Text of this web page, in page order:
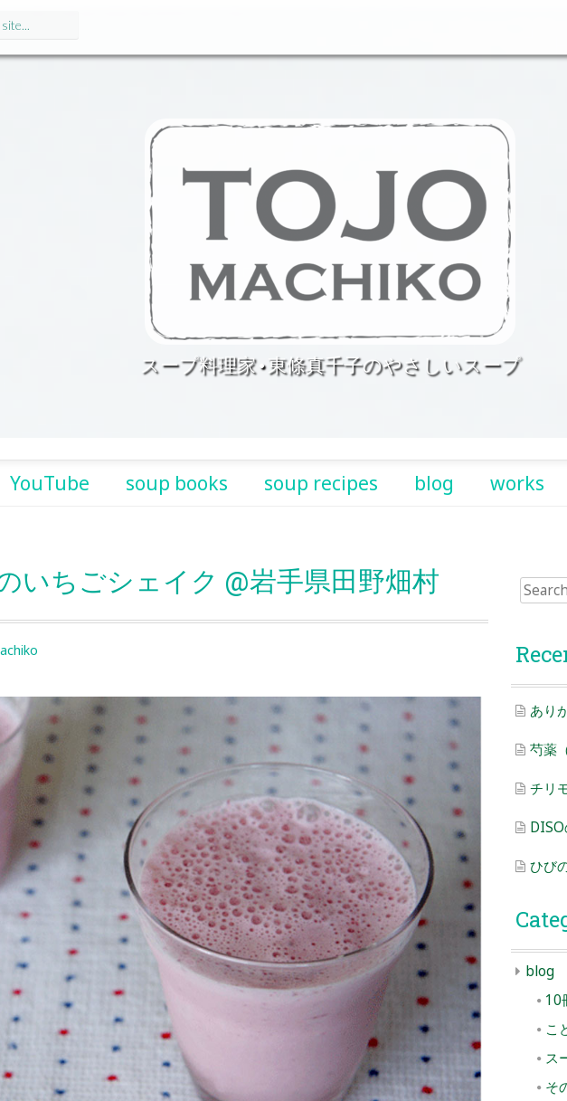
スープ料理家•東條真千子のやさしいスープ
YouTube soup books soup recipes blog works
いちごシェイク @岩手県田野畑村
Search
for:
あり
芍薬
チリ
ひび
blog
10
こ
ス
そ